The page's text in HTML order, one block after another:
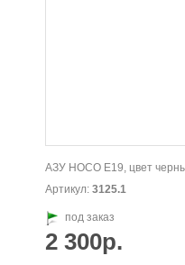
АЗУ HOCO E19, цвет
Артикул: 3125.1
под заказ
2 300р.